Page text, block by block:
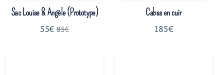
Sac Louise & Angèle (Prototype)
55€ 85€
Cabas en cuir
185€